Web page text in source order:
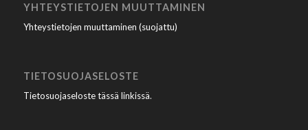
YHTEYSTIETOJEN MUUTTAMINEN
Yhteystietojen muuttaminen (suojattu)
TIETOSUOJASELOSTE
Tietosuojaseloste tässä linkissä.